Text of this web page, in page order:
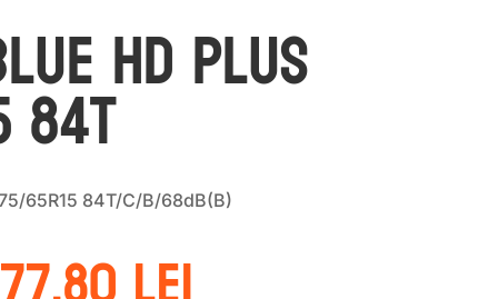
HD PLUS
84T
65R15 84T/C/B/68dB(B)